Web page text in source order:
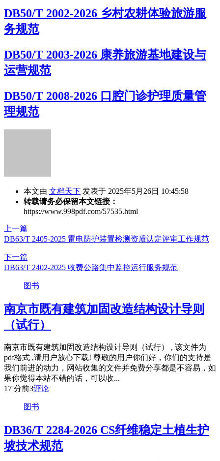
DB50/T 2002-2026 乡村农耕体验旅游服
务规范
DB50/T 2003-2026 康养旅游基地建设与
运营规范
DB50/T 2008-2026 口腔门诊护理质量管
理规范
本文由 文档天下 发表于 2025年5月26日 10:45:58
转载请务必保留本文链接：
https://www.998pdf.com/57535.html
上一篇
DB63/T 2405-2025 雷电防护装置检测资质认定评审工作规范
下一篇
DB63/T 2402-2025 收费公路集中监控运行服务规范
图书
南京市既有建筑加固改造结构设计导则
（试行）
南京市既有建筑加固改造结构设计导则（试行） , 该文件为
pdf格式 ,请用户放心下载! 尊敬的用户你们好，你们的支持是
我们前进的动力，网站收集的文件并免费分享都是不容易，如
果你觉得本站不错的话，可以收...
17 分前3评论
图书
DB36/T 2284-2026 CS纤维稳定土植生护
坡技术规范